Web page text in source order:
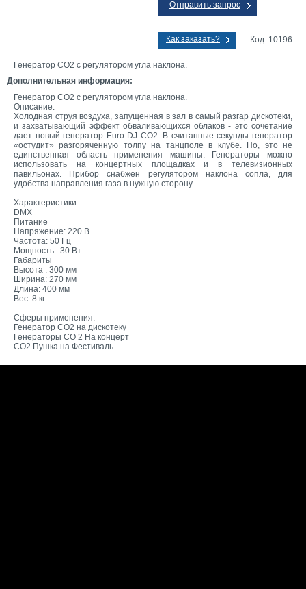
Отправить запрос
Как заказать? Код: 10196
Генератор CO2 с регулятором угла наклона.
Дополнительная информация:
Генератор CO2 с регулятором угла наклона.
Описание:
Холодная струя воздуха, запущенная в зал в самый разгар дискотеки,
и захватывающий эффект обваливающихся облаков - это сочетание
дает новый генератор Euro DJ CO2. В считанные секунды генератор
«остудит» разгоряченную толпу на танцполе в клубе. Но, это не
единственная область применения машины. Генераторы можно
использовать на концертных площадках и в телевизионных
павильонах. Прибор снабжен регулятором наклона сопла, для
удобства направления газа в нужную сторону.
Характеристики:
DMX
Питание
Напряжение: 220 В
Частота: 50 Гц
Мощность : 30 Вт
Габариты
Высота : 300 мм
Ширина: 270 мм
Длина: 400 мм
Вес: 8 кг
Сферы применения:
Генератор СО2 на дискотеку
Генераторы СO 2 На концерт
CO2 Пушка на Фестиваль